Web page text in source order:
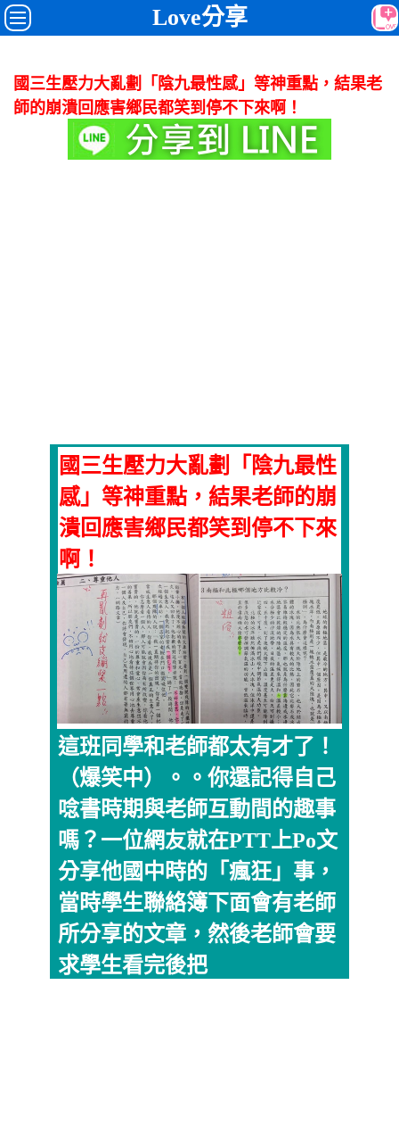
Love分享
國三生壓力大亂劃「陰九最性感」等神重點，結果老
師的崩潰回應害鄉民都笑到停不下來啊！
國三生壓力大亂劃「陰九最性
感」等神重點，結果老師的崩
潰回應害鄉民都笑到停不下來
啊！
這班同學和老師都太有才了！
（爆笑中）。。你還記得自己
唸書時期與老師互動間的趣事
嗎？一位網友就在PTT上Po文
分享他國中時的「瘋狂」事，
當時學生聯絡簿下面會有老師
所分享的文章，然後老師會要
求學生看完後把